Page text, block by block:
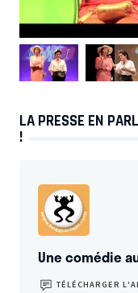
LA PRESSE EN
!
Une comédie
TÉLÉCHARGER